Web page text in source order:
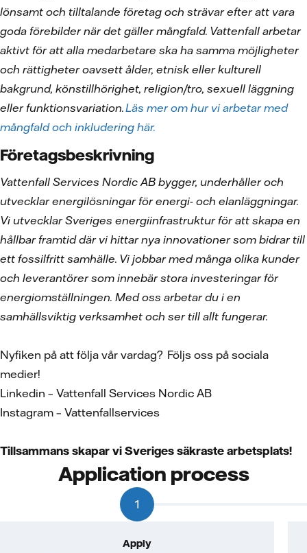
lönsamt och tilltalande företag och strävar efter att vara
goda förebilder när det gäller mångfald. Vattenfall arbetar
aktivt för att alla medarbetare ska ha samma möjligheter
och rättigheter oavsett ålder, etnisk eller kulturell
bakgrund, könstillhörighet, religion/tro, sexuell läggning
eller funktionsvariation.Läs mer om hur vi arbetar med
mångfald och inkludering här.
Företagsbeskrivning
Vattenfall Services Nordic AB bygger, underhåller och
utvecklar energilösningar för energi- och elanläggningar.
Vi utvecklar Sveriges energiinfrastruktur för att skapa en
hållbar framtid där vi hittar nya innovationer som bidrar till
ett fossilfritt samhälle. Vi jobbar med många olika kunder
och leverantörer som innebär stora investeringar för
energiomställningen. Med oss arbetar du i en
samhällsviktig verksamhet och ser till allt fungerar.
Nyfiken på att följa vår vardag? Följs oss på sociala
medier!
Linkedin – Vattenfall Services Nordic AB
Instagram – Vattenfallservices
Tillsammans skapar vi Sveriges säkraste arbetsplats!
Application process
1
Apply